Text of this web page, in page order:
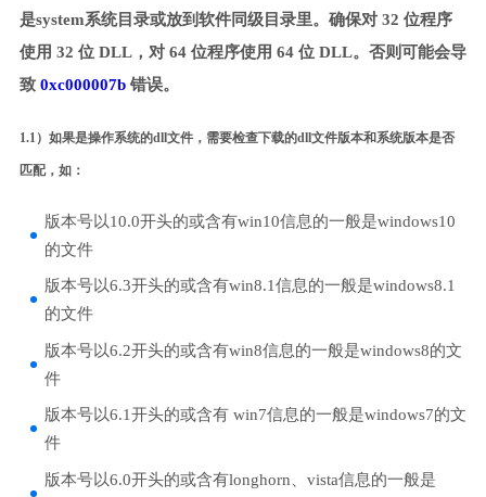
是system系统目录或放到软件同级目录里。确保对 32 位程序
使用 32 位 DLL，对 64 位程序使用 64 位 DLL。否则可能会导
致 0xc000007b错误。
1.1）如果是操作系统的dll文件，需要检查下载的dll文件版本和系统版本是否
匹配，如：
版本号以10.0开头的或含有win10信息的一般是windows10
的文件
版本号以6.3开头的或含有win8.1信息的一般是windows8.1
的文件
版本号以6.2开头的或含有win8信息的一般是windows8的文
件
版本号以6.1开头的或含有 win7信息的一般是windows7的文
件
版本号以6.0开头的或含有longhorn、vista信息的一般是